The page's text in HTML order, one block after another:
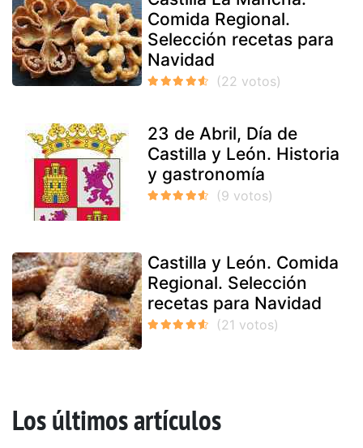
Comida Regional.
Selección recetas para
Navidad
23 de Abril, Día de
Castilla y León. Historia
y gastronomía
Castilla y León. Comida
Regional. Selección
recetas para Navidad
Los últimos artículos